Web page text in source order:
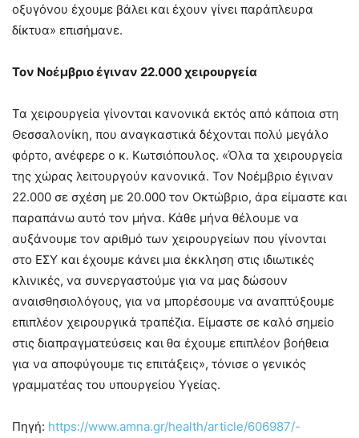
οξυγόνου έχουμε βάλει και έχουν γίνει παράπλευρα
δίκτυα» επισήμανε.
Τον Νοέμβριο έγιναν 22.000 χειρουργεία
Τα χειρουργεία γίνονται κανονικά εκτός από κάποια στη
Θεσσαλονίκη, που αναγκαστικά δέχονται πολύ μεγάλο
φόρτο, ανέφερε ο κ. Κωτσιόπουλος. «Όλα τα χειρουργεία
της χώρας λειτουργούν κανονικά. Τον Νοέμβριο έγιναν
22.000 σε σχέση με 20.000 τον Οκτώβριο, άρα είμαστε και
παραπάνω αυτό τον μήνα. Κάθε μήνα θέλουμε να
αυξάνουμε τον αριθμό των χειρουργείων που γίνονται
στο ΕΣΥ και έχουμε κάνει μια έκκληση στις ιδιωτικές
κλινικές, να συνεργαστούμε για να μας δώσουν
αναισθησιολόγους, για να μπορέσουμε να αναπτύξουμε
επιπλέον χειρουργικά τραπέζια. Είμαστε σε καλό σημείο
στις διαπραγματεύσεις και θα έχουμε επιπλέον βοήθεια
για να αποφύγουμε τις επιτάξεις», τόνισε ο γενικός
γραμματέας του υπουργείου Υγείας.
Πηγή: https://www.amna.gr/health/article/606987/-